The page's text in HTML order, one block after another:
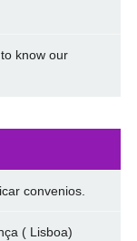
know our
convenios.
( Lisboa)